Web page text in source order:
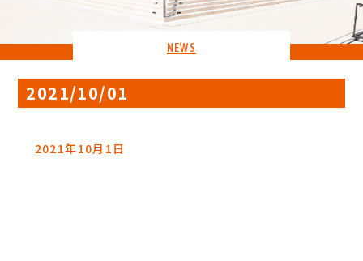
NEWS
2021/10/01
2021年10月1日